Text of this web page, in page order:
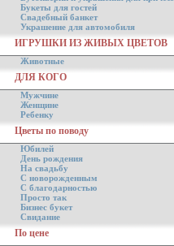
Букеты для гостей
Свадебный банкет
Украшение для автомобиля
ИГРУШКИ ИЗ ЖИВЫХ ЦВЕТОВ
Животные
ДЛЯ КОГО
Мужчине
Женщине
Ребенку
Цветы по поводу
Юбилей
День рождения
На свадьбу
С новорожденным
С благодарностью
Просто так
Бизнес букет
Свидание
По цене